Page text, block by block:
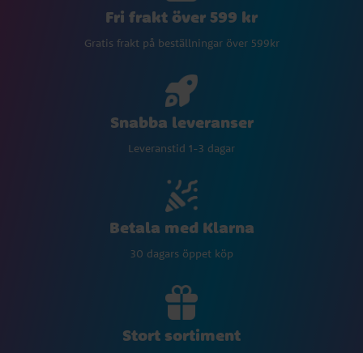
Fri frakt över 599 kr
Gratis frakt på beställningar över 599kr
Snabba leveranser
Leveranstid 1-3 dagar
Betala med Klarna
30 dagars öppet köp
Stort sortiment